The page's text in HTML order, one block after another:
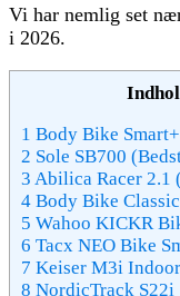
Vi har nemlig set
i 2026.
1 Body Bike
2 Sole SB700
3 Abilica Racer 2.1
4 Body Bike Classic
5 Wahoo KICKR
6 Tacx NEO Bike
7 Keiser M3i
8 NordicTrack S22i